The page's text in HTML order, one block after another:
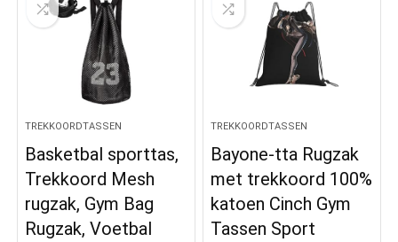
TREKKOORDTASSEN
Basketbal sporttas,
Trekkoord Mesh
rugzak, Gym Bag
Rugzak, Voetbal
TREKKOORDTASSEN
Bayone-tta Rugzak
met trekkoord 100%
katoen Cinch Gym
Tassen Sport